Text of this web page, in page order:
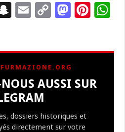
S
p
c
h
at
E
l
C
y
Li
n
M
d
n
Pi
es
AUSSI SUR
dossiers historiques et
directement sur votre